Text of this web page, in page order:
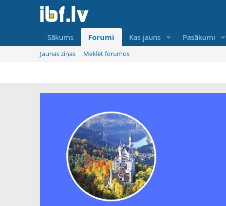
Sākums Forumi Kas jauns Pasākumi
Jaunas ziņas Meklēt forumos